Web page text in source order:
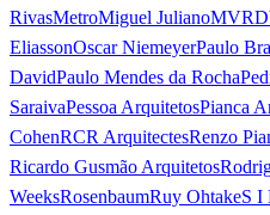
RivasMetroMiguel Juliano
EliassonOscar NiemeyerPaulo
DavidPaulo Mendes da Rocha
SaraivaPessoa ArquitetosPianca
CohenRCR ArquitectesRenzo
Ricardo Gusmão Arquitetos
WeeksRosenbaumRuy OhtakeS I